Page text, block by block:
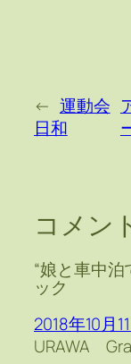
← 運動会
日和
コメン
“娘と車中
ック
2018年10月
URAWA